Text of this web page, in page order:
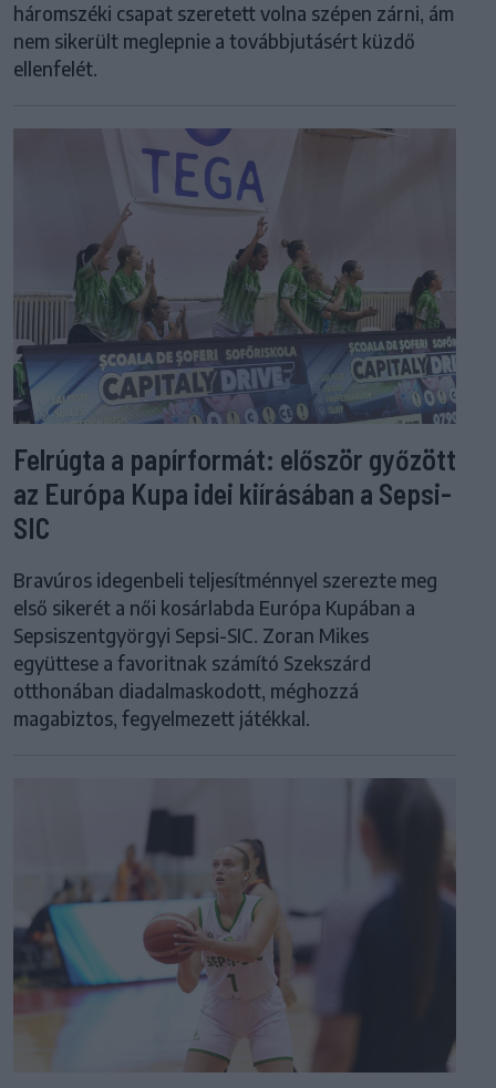
háromszéki csapat szeretett volna szépen zárni, ám
nem sikerült meglepnie a továbbjutásért küzdő
ellenfelét.
Felrúgta a papírformát: először győzött
az Európa Kupa idei kiírásában a Sepsi-
SIC
Bravúros idegenbeli teljesítménnyel szerezte meg
első sikerét a női kosárlabda Európa Kupában a
Sepsiszentgyörgyi Sepsi-SIC. Zoran Mikes
együttese a favoritnak számító Szekszárd
otthonában diadalmaskodott, méghozzá
magabiztos, fegyelmezett játékkal.